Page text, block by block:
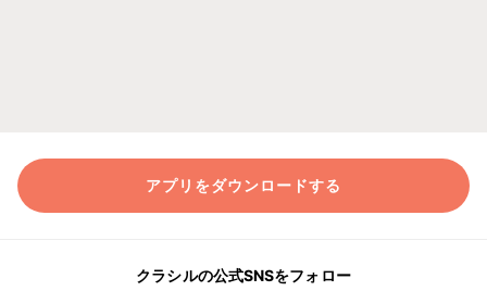
アプリをダウンロードする
クラシルの公式SNSをフォロー